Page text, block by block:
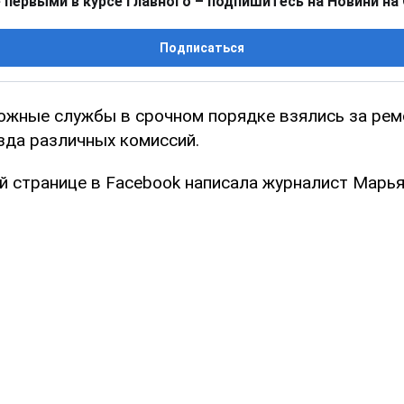
Подписаться
службы в срочном порядке взялись за
различных комиссий.
странице в Facebook написала журналист